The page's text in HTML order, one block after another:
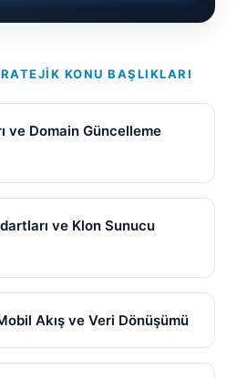
KONU BAŞLIKLARI
ve Domain Güncelleme
ve Klon Sunucu
Akış ve Veri Dönüşümü